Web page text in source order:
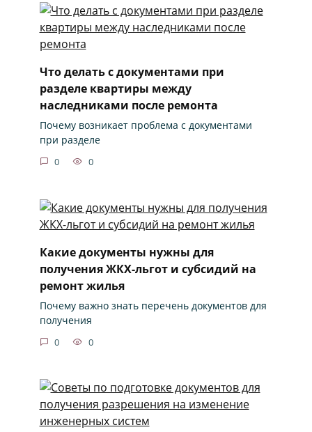
Что делать с документами при
разделе квартиры между
наследниками после ремонта
Почему возникает проблема с документами
при разделе
0 0
Какие документы нужны для
получения ЖКХ-льгот и субсидий на
ремонт жилья
Почему важно знать перечень документов для
получения
0 0